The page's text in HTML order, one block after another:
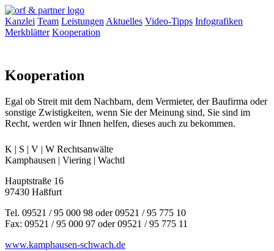
Kanzlei Team Leistungen Aktuelles Video-Tipps Infografiken
Merkblätter Kooperation
Kooperation
Egal ob Streit mit dem Nachbarn, dem Vermieter, der Baufirma oder
sonstige Zwistigkeiten, wenn Sie der Meinung sind, Sie sind im
Recht, werden wir Ihnen helfen, dieses auch zu bekommen.
K | S | V | W Rechtsanwälte
Kamphausen | Viering | Wachtl
Hauptstraße 16
97430 Haßfurt
Tel. 09521 / 95 000 98 oder 09521 / 95 775 10
Fax: 09521 / 95 000 97 oder 09521 / 95 775 11
www.kamphausen-schwach.de